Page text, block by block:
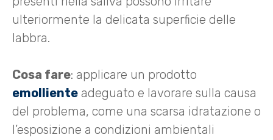
ulteriormente la delicata superficie delle
labbra.
Cosa fare: applicare un prodotto
emolliente adeguato e lavorare sulla causa
del problema, come una scarsa idratazione o
l’esposizione a condizioni ambientali